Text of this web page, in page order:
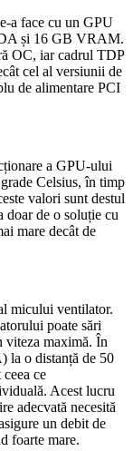
a face cu un GPU
și 16 GB VRAM.
OC, iar cadrul TDP
cel al versiunii de
de alimentare PCI
a GPU-ului
Celsius, în timp
valori sunt destul
doar de o soluție cu
mare decât de
micului ventilator.
poate sări
viteza maximă. În
la o distanță de 50
ce
Acest lucru
adecvată necesită
un debit de
foarte mare.